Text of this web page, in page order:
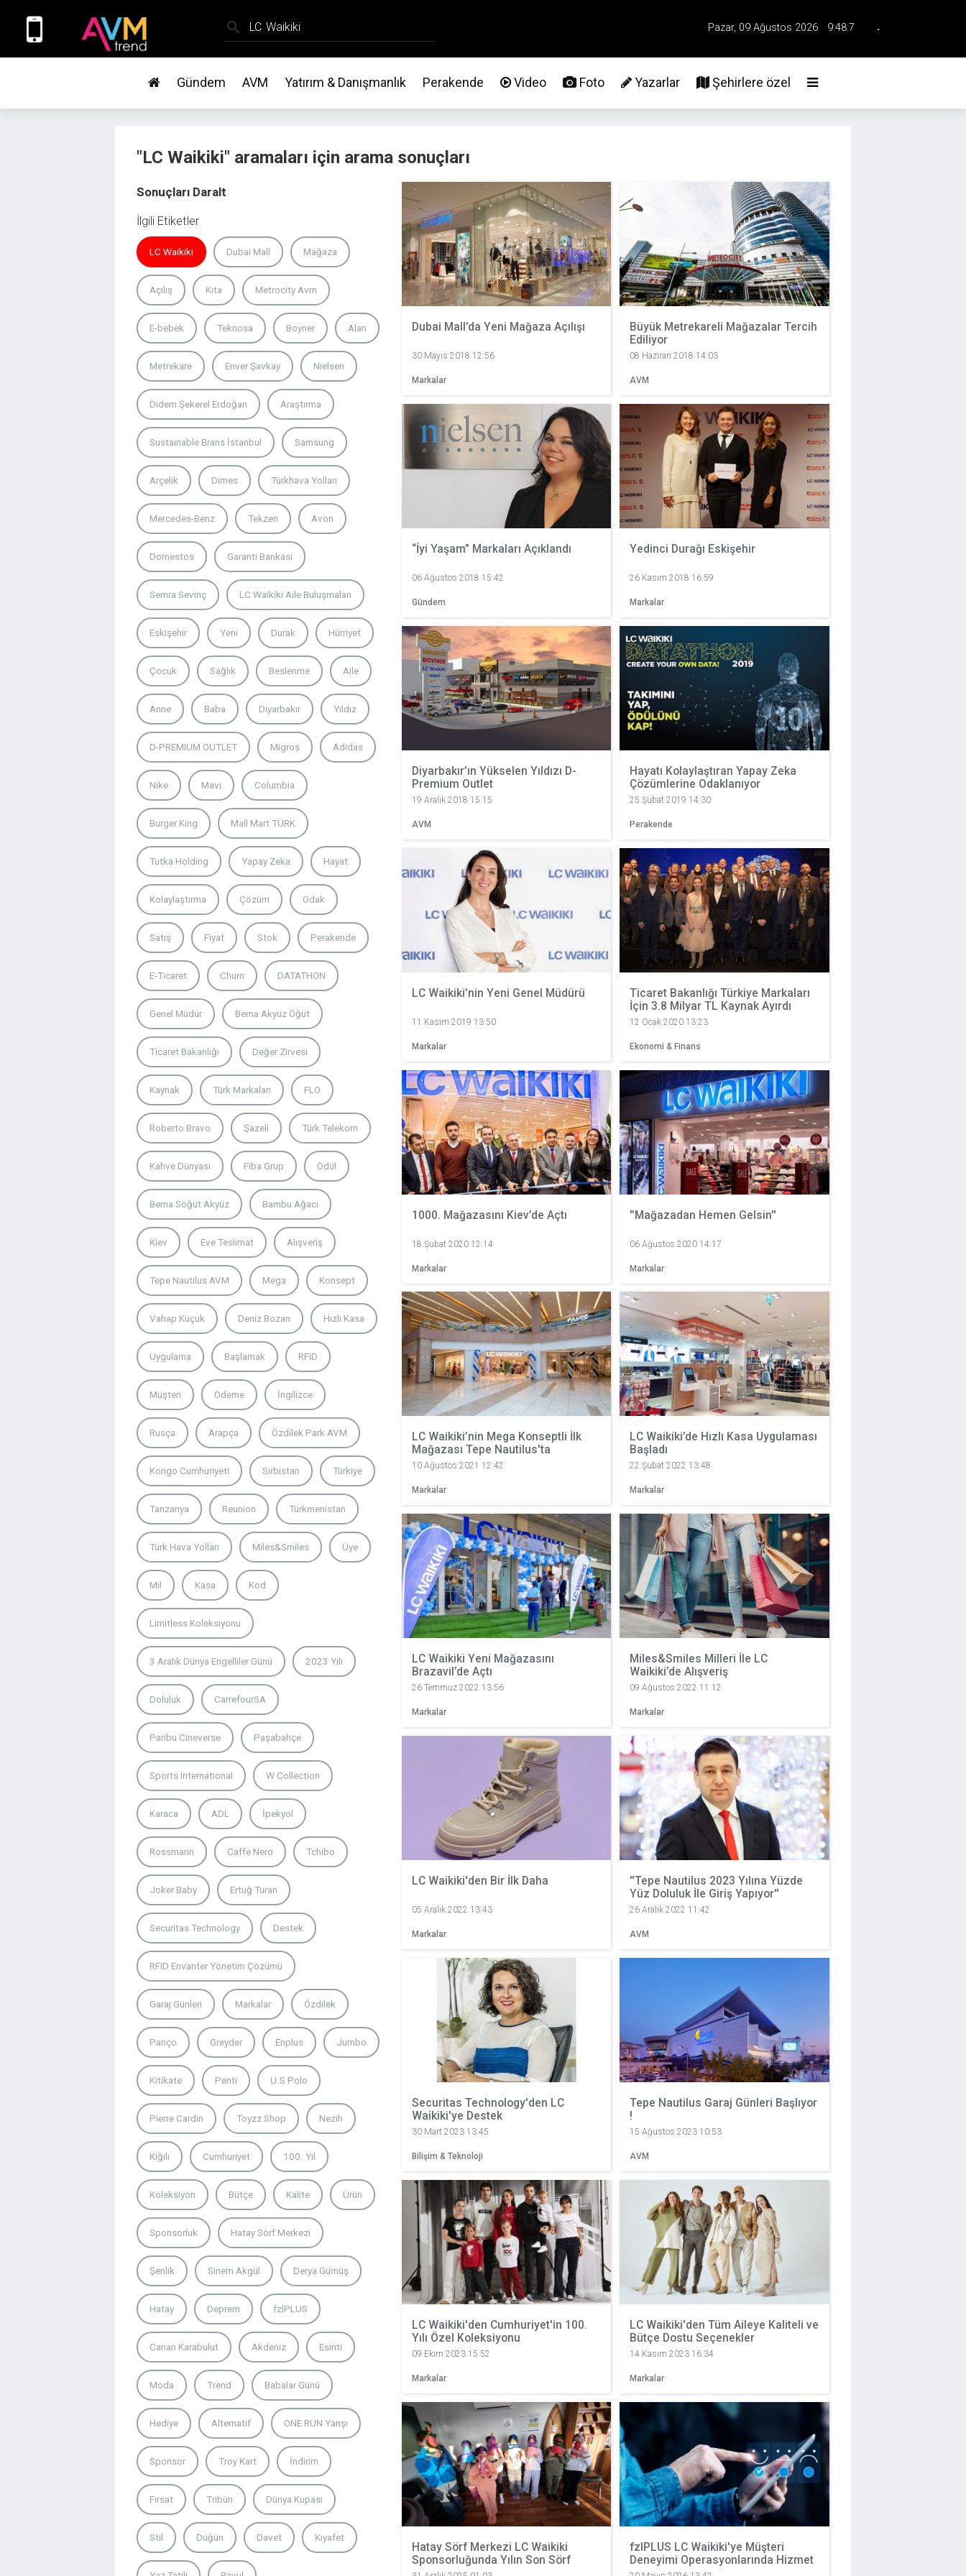
search Pazar, 09 Ağustos 2026 9:48:9 .
Gündem AVM Yatırım & Danışmanlık Perakende Video Foto Yazarlar Şehirlere özel
"LC Waikiki" aramaları için arama sonuçları
Sonuçları Daralt
İlgili Etiketler
LC Waikiki Dubai Mall Mağaza
Açılış Kıta Metrocity Avm
E-bebek Teknosa Boyner Alan
Metrekare Enver Şavkay Nielsen
Didem Şekerel Erdoğan Araştırma
Sustaınable Brans İstanbul Samsung
Arçelik Dimes Türkhava Yolları
Mercedes-Benz Tekzen Avon
Domestos Garanti Bankası
Semra Sevinç LC Waikiki Aile Buluşmaları
Eskişehir Yeni Durak Hürriyet
Çocuk Sağlık Beslenme Aile
Anne Baba Diyarbakır Yıldız
D-PREMIUM OUTLET Migros Adidas
Nike Mavi Columbia
Burger King Mall Mart TÜRK
Tutka Holding Yapay Zeka Hayat
Kolaylaştırma Çözüm Odak
Satış Fiyat Stok Perakende
E-Ticaret Churn DATATHON
Genel Müdür Berna Akyüz Öğüt
Ticaret Bakanlığı Değer Zirvesi
Kaynak Türk Markaları FLO
Roberto Bravo Şazeli Türk Telekom
Kahve Dünyası Fiba Grup Ödül
Berna Söğüt Akyüz Bambu Ağacı
Kiev Eve Teslimat Alışveriş
Tepe Nautilus AVM Mega Konsept
Vahap Küçük Deniz Bozan Hızlı Kasa
Uygulama Başlamak RFID
Müşteri Ödeme İngilizce
Rusça Arapça Özdilek Park AVM
Kongo Cumhuriyeti Sırbistan Türkiye
Tanzanya Reunion Türkmenistan
Türk Hava Yolları Miles&Smiles Üye
Mil Kasa Kod
Limitless Koleksiyonu
3 Aralık Dünya Engelliler Günü 2023 Yılı
Doluluk CarrefourSA
Paribu Cineverse Paşabahçe
Sports International W Collection
Karaca ADL İpekyol
Rossmann Caffe Nero Tchibo
Joker Baby Ertuğ Turan
Securitas Technology Destek
RFID Envanter Yönetim Çözümü
Garaj Günleri Markalar Özdilek
Panço Greyder Enplus Jumbo
Kitikate Penti U.S Polo
Pierre Cardin Toyzz Shop Nezih
Kiğılı Cumhuriyet 100. Yıl
Koleksiyon Bütçe Kalite Ürün
Sponsorluk Hatay Sörf Merkezi
Şenlik Sinem Akgül Derya Gümüş
Hatay Deprem fzlPLUS
Canan Karabulut Akdeniz Esinti
Moda Trend Babalar Günü
Hediye Alternatif ONE RUN Yarışı
Sponsor Troy Kart İndirim
Fırsat Tribün Dünya Kupası
Stil Düğün Davet Kıyafet
Dubai Mall’da Yeni Mağaza Açılışı
30 Mayıs 2018 12:56
Markalar
Büyük Metrekareli Mağazalar Tercih
Ediliyor
08 Haziran 2018 14:03
AVM
“İyi Yaşam” Markaları Açıklandı
06 Ağustos 2018 15:42
Gündem
Yedinci Durağı Eskişehir
26 Kasım 2018 16:59
Markalar
Diyarbakır’ın Yükselen Yıldızı D-
Premium Outlet
19 Aralık 2018 15:15
AVM
Hayatı Kolaylaştıran Yapay Zeka
Çözümlerine Odaklanıyor
25 Şubat 2019 14:30
Perakende
LC Waikiki’nin Yeni Genel Müdürü
11 Kasım 2019 13:50
Markalar
Ticaret Bakanlığı Türkiye Markaları
İçin 3.8 Milyar TL Kaynak Ayırdı
12 Ocak 2020 13:23
Ekonomi & Finans
1000. Mağazasını Kiev’de Açtı
18 Şubat 2020 12:14
Markalar
''Mağazadan Hemen Gelsin''
06 Ağustos 2020 14:17
Markalar
LC Waikiki’nin Mega Konseptli İlk
Mağazası Tepe Nautilus'ta
10 Ağustos 2021 12:42
Markalar
LC Waikiki’de Hızlı Kasa Uygulaması
Başladı
22 Şubat 2022 13:48
Markalar
LC Waikiki Yeni Mağazasını
Brazavil’de Açtı
26 Temmuz 2022 13:56
Markalar
Miles&Smiles Milleri İle LC
Waikiki’de Alışveriş
09 Ağustos 2022 11:12
Markalar
LC Waikiki'den Bir İlk Daha
05 Aralık 2022 13:43
Markalar
''Tepe Nautilus 2023 Yılına Yüzde
Yüz Doluluk İle Giriş Yapıyor''
26 Aralık 2022 11:42
AVM
Securitas Technology'den LC
Waikiki'ye Destek
30 Mart 2023 13:45
Bilişim & Teknoloji
Tepe Nautilus Garaj Günleri Başlıyor
!
15 Ağustos 2023 10:53
AVM
LC Waikiki'den Cumhuriyet'in 100.
Yılı Özel Koleksiyonu
09 Ekim 2023 15:52
Markalar
LC Waikiki'den Tüm Aileye Kaliteli ve
Bütçe Dostu Seçenekler
14 Kasım 2023 16:34
Markalar
Hatay Sörf Merkezi LC Waikiki
Sponsorluğunda Yılın Son Sörf
Şenliğini Gerçekleştirdi
fzlPLUS LC Waikiki'ye Müşteri
Deneyimi Operasyonlarında Hizmet
Vermeye Başladı